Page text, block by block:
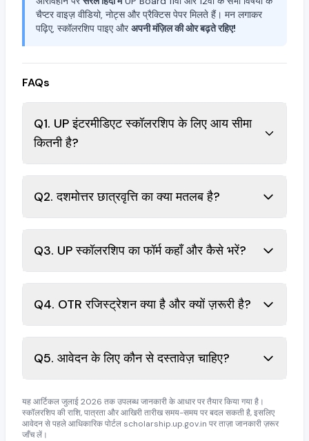
चैप्टर वाइज़ वीडियो, नोट्स और प्रैक्टिस पेपर मिलते हैं। मन लगाकर
पढ़िए, स्कॉलरशिप पाइए औरअपनी मंज़िल की ओर बढ़ते रहिए!
FAQs
Q1. UP इंटरमीडिएट स्कॉलरशिप के लिए आय सीमा
कितनी है?
Q2. दशमोत्तर छात्रवृत्ति का क्या मतलब है?
Q3. UP स्कॉलरशिप का फॉर्म कहाँ और कैसे भरें?
Q4. OTR रजिस्ट्रेशन क्या है और क्यों ज़रूरी है?
Q5. आवेदन के लिए कौन से दस्तावेज़ चाहिए?
यह आर्टिकल जुलाई 2026 तक उपलब्ध जानकारी के आधार पर तैयार किया गया है।
स्कॉलरशिप की राशि, पात्रता और आखिरी तारीख समय-समय पर बदल सकती है, इसलिए
आवेदन से पहले आधिकारिक पोर्टल scholarship.up.gov.in पर ताज़ा जानकारी ज़रूर
जाँच लें।